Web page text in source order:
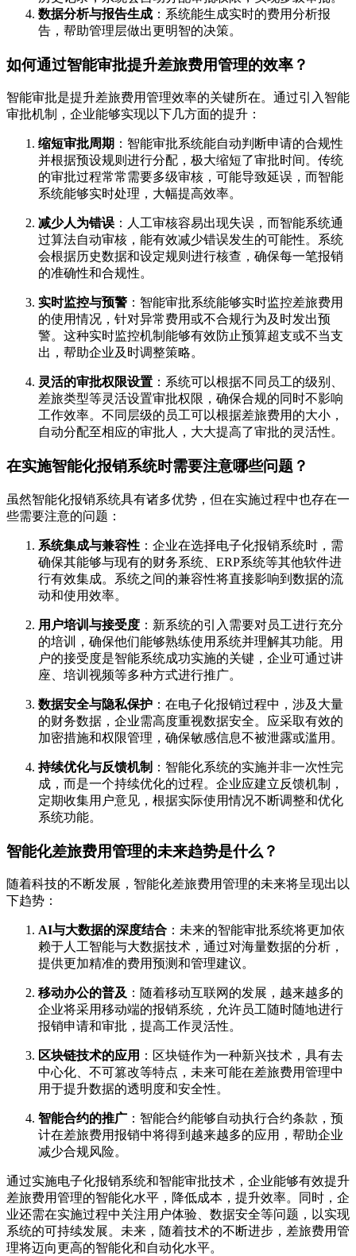
数据分析与报告生成 ：系统能生成实时的费用分析报
告，帮助管理层做出更明智的决策。
如何通过智能审批提升差旅费用管理的效率？
智能审批是提升差旅费用管理效率的关键所在。通过引入智能
审批机制，企业能够实现以下几方面的提升：
缩短审批周期 ：智能审批系统能自动判断申请的合规性
并根据预设规则进行分配，极大缩短了审批时间。传统
的审批过程常常需要多级审核，可能导致延误，而智能
系统能够实时处理，大幅提高效率。
减少人为错误 ：人工审核容易出现失误，而智能系统通
过算法自动审核，能有效减少错误发生的可能性。系统
会根据历史数据和设定规则进行核查，确保每一笔报销
的准确性和合规性。
实时监控与预警 ：智能审批系统能够实时监控差旅费用
的使用情况，针对异常费用或不合规行为及时发出预
警。这种实时监控机制能够有效防止预算超支或不当支
出，帮助企业及时调整策略。
灵活的审批权限设置 ：系统可以根据不同员工的级别、
差旅类型等灵活设置审批权限，确保合规的同时不影响
工作效率。不同层级的员工可以根据差旅费用的大小，
自动分配至相应的审批人，大大提高了审批的灵活性。
在实施智能化报销系统时需要注意哪些问题？
虽然智能化报销系统具有诸多优势，但在实施过程中也存在一
些需要注意的问题：
系统集成与兼容性 ：企业在选择电子化报销系统时，需
确保其能够与现有的财务系统、ERP系统等其他软件进
行有效集成。系统之间的兼容性将直接影响到数据的流
动和使用效率。
用户培训与接受度 ：新系统的引入需要对员工进行充分
的培训，确保他们能够熟练使用系统并理解其功能。用
户的接受度是智能系统成功实施的关键，企业可通过讲
座、培训视频等多种方式进行推广。
数据安全与隐私保护 ：在电子化报销过程中，涉及大量
的财务数据，企业需高度重视数据安全。应采取有效的
加密措施和权限管理，确保敏感信息不被泄露或滥用。
持续优化与反馈机制 ：智能化系统的实施并非一次性完
成，而是一个持续优化的过程。企业应建立反馈机制，
定期收集用户意见，根据实际使用情况不断调整和优化
系统功能。
智能化差旅费用管理的未来趋势是什么？
随着科技的不断发展，智能化差旅费用管理的未来将呈现出以
下趋势：
AI与大数据的深度结合 ：未来的智能审批系统将更加依
赖于人工智能与大数据技术，通过对海量数据的分析，
提供更加精准的费用预测和管理建议。
移动办公的普及 ：随着移动互联网的发展，越来越多的
企业将采用移动端的报销系统，允许员工随时随地进行
报销申请和审批，提高工作灵活性。
区块链技术的应用 ：区块链作为一种新兴技术，具有去
中心化、不可篡改等特点，未来可能在差旅费用管理中
用于提升数据的透明度和安全性。
智能合约的推广 ：智能合约能够自动执行合约条款，预
计在差旅费用报销中将得到越来越多的应用，帮助企业
减少合规风险。
通过实施电子化报销系统和智能审批技术，企业能够有效提升
差旅费用管理的智能化水平，降低成本，提升效率。同时，企
业还需在实施过程中关注用户体验、数据安全等问题，以实现
系统的可持续发展。未来，随着技术的不断进步，差旅费用管
理将迈向更高的智能化和自动化水平。